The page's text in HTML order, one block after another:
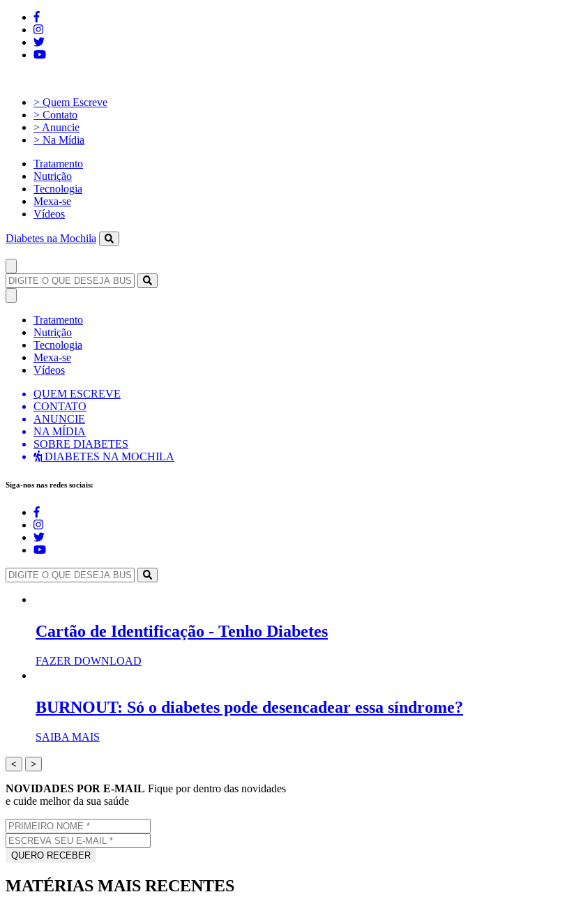
> Quem Escreve
> Contato
> Anuncie
> Na Mídia
Tratamento
Nutrição
Tecnologia
Mexa-se
Vídeos
Diabetes na Mochila
Tratamento
Nutrição
Tecnologia
Mexa-se
Vídeos
QUEM ESCREVE
CONTATO
ANUNCIE
NA MÍDIA
SOBRE DIABETES
DIABETES NA MOCHILA
Siga-nos nas redes sociais:
Cartão de Identificação - Tenho Diabetes
FAZER DOWNLOAD
BURNOUT: Só o diabetes pode desencadear essa síndrome?
SAIBA MAIS
< >
NOVIDADES POR E-MAIL Fique por dentro das novidades
e cuide melhor da sua saúde
MATÉRIAS MAIS RECENTES